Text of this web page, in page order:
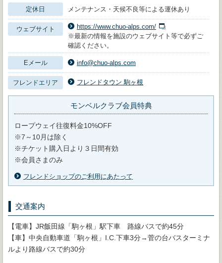
定休日 メンテナンス・天候不良等による運休あり
ウェブサイト
https://www.chuo-alps.com/
※最新の情報を施設のウェブサイト等で必ずご
確認ください。
Eメール info@chuo-alps.com
フレンドエリア フレンドタウン 駒ヶ根
モンベルクラブ会員特典
ロープウェイ往復料金10%OFF
※7～10月は除く
※チケット購入日より３日間有効
※会員さまのみ
フレンドショップのご利用にあたって
交通案内
【電車】JR飯田線「駒ヶ根」駅下車 路線バスで約45分
【車】中央自動車道「駒ヶ根」I.C.下車3分→菅の台バスターミナ
ルより路線バスで約30分